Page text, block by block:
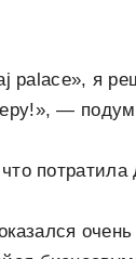
palace», я
—
потратила